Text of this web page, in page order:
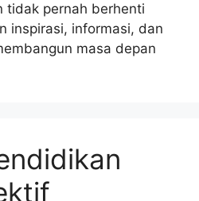
tidak pernah berhenti
inspirasi, informasi, dan
masa depan